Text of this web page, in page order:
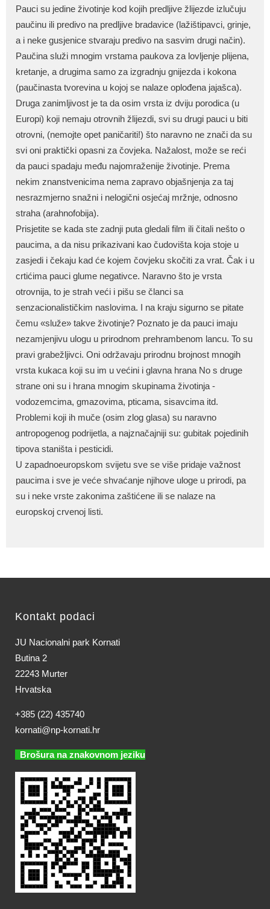
Pauci su jedine životinje kod kojih predljive žlijezde izlučuju
paučinu ili predivo na predljive bradavice (lažištipavci, grinje,
a i neke gusjenice stvaraju predivo na sasvim drugi način).
Paučina služi mnogim vrstama paukova za lovljenje plijena,
kretanje, a drugima samo za izgradnju gnijezda i kokona
(paučinasta tvorevina u kojoj se nalaze oplođena jajašca).
Druga zanimljivost je ta da osim vrsta iz dviju porodica (u
Europi) koji nemaju otrovnih žlijezdi, svi su drugi pauci u biti
otrovni, (nemojte opet paničariti!) što naravno ne znači da su
svi oni praktički opasni za čovjeka. Nažalost, može se reći
da pauci spadaju među najomraženije životinje. Prema
nekim znanstvenicima nema zapravo objašnjenja za taj
nesrazmjerno snažni i nelogični osjećaj mržnje, odnosno
straha (arahnofobija).
Prisjetite se kada ste zadnji puta gledali film ili čitali nešto o
paucima, a da nisu prikazivani kao čudovišta koja stoje u
zasjedi i čekaju kad će kojem čovjeku skočiti za vrat. Čak i u
crtićima pauci glume negativce. Naravno što je vrsta
otrovnija, to je strah veći i pišu se članci sa
senzacionalističkim naslovima. I na kraju sigurno se pitate
čemu «služe» takve životinje? Poznato je da pauci imaju
nezamjenjivu ulogu u prirodnom prehrambenom lancu. To su
pravi grabežljivci. Oni održavaju prirodnu brojnost mnogih
vrsta kukaca koji su im u većini i glavna hrana No s druge
strane oni su i hrana mnogim skupinama životinja -
vodozemcima, gmazovima, pticama, sisavcima itd.
Problemi koji ih muče (osim zlog glasa) su naravno
antropogenog podrijetla, a najznačajniji su: gubitak pojedinih
tipova staništa i pesticidi.
U zapadnoeuropskom svijetu sve se više pridaje važnost
paucima i sve je veće shvaćanje njihove uloge u prirodi, pa
su i neke vrste zakonima zaštićene ili se nalaze na
europskoj crvenoj listi.
Kontakt podaci
JU Nacionalni park Kornati
Butina 2
22243 Murter
Hrvatska
+385 (22) 435740
kornati@np-kornati.hr
Brošura na znakovnom jeziku